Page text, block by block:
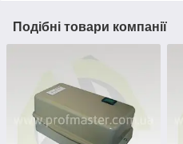
Подібні товари компанії